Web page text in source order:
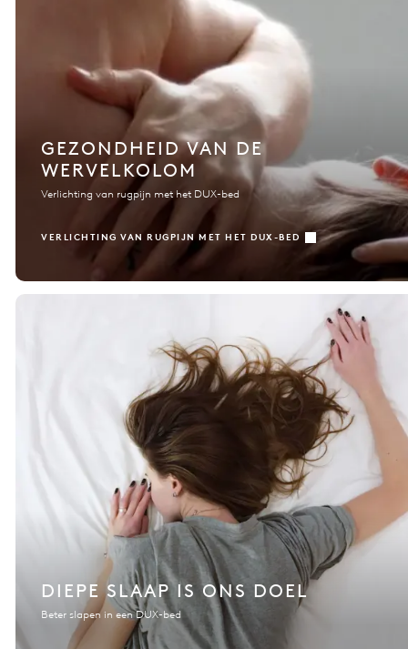
GEZONDHEID VAN DE
WERVELKOLOM
Verlichting van rugpijn met het DUX-bed
VERLICHTING VAN RUGPIJN MET HET DUX-BED
DIEPE SLAAP IS ONS DOEL
Beter slapen in een DUX-bed